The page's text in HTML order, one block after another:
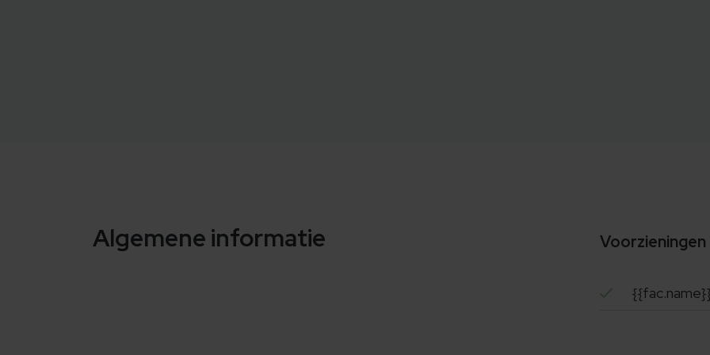
Algemene informatie Voorzieningen